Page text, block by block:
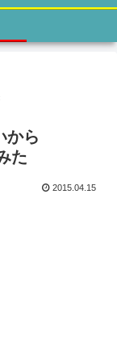
から
た
2015.04.15